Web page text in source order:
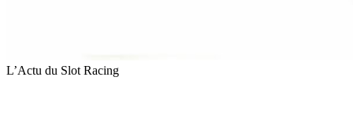
L’Actu du Slot Racing